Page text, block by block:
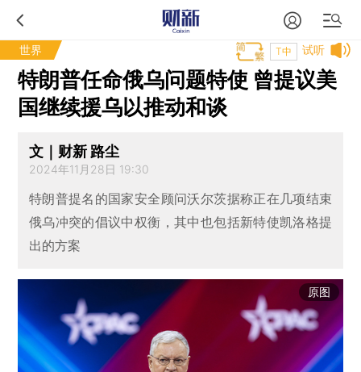
世界 试听
T中
特朗普任命俄乌问题特使 曾提议美
国继续援乌以推动和谈
文｜财新 路尘
2024年11月28日 19:30
特朗普提名的国家安全顾问沃尔茨据称正在几项结束
俄乌冲突的倡议中权衡，其中也包括新特使凯洛格提
出的方案
原图